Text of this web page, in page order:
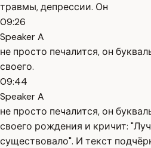
травмы, депрессии. Он
09:26
Speaker A
не просто печалится, он
своего.
09:44
Speaker A
не просто печалится, он
своего рождения и кричит:
существовало". И текст